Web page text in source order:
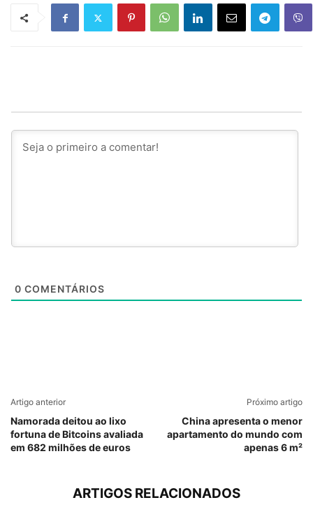
0 COMENTÁRIOS
Artigo anterior
Namorada deitou ao lixo
fortuna de Bitcoins avaliada
em 682 milhões de euros
Próximo artigo
China apresenta o menor
apartamento do mundo com
apenas 6 m²
ARTIGOS RELACIONADOS